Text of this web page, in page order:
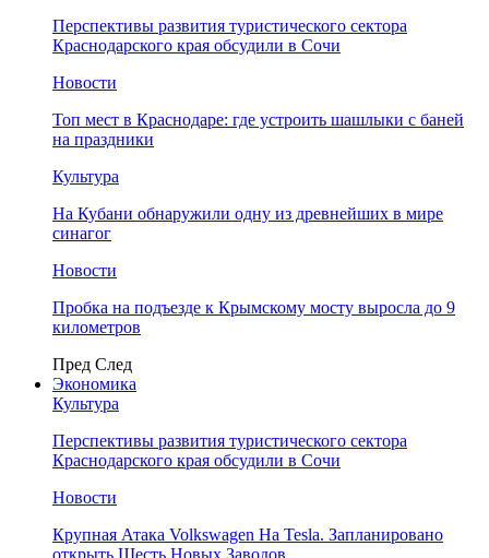
Перспективы развития туристического сектора
Краснодарского края обсудили в Сочи
Новости
Топ мест в Краснодаре: где устроить шашлыки с баней
на праздники
Культура
На Кубани обнаружили одну из древнейших в мире
синагог
Новости
Пробка на подъезде к Крымскому мосту выросла до 9
километров
Пред След
Экономика
Культура
Перспективы развития туристического сектора
Краснодарского края обсудили в Сочи
Новости
Крупная Атака Volkswagen На Tesla. Запланировано
открыть Шесть Новых Заводов